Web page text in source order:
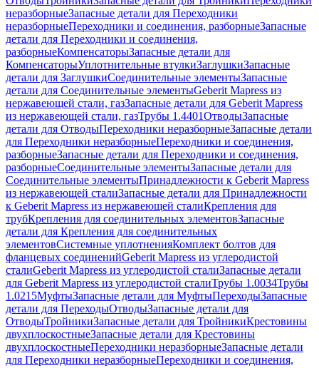
неразборныеЗапасные детали для Переходники
неразборныеПереходники и соединения, разборныеЗапасные
детали для Переходники и соединения,
разборныеКомпенсаторыЗапасные детали для
КомпенсаторыУплотнительные втулкиЗаглушкиЗапасные
детали для ЗаглушкиСоединительные элементыЗапасные
детали для Соединительные элементыGeberit Mapress из
нержавеющей стали, газЗапасные детали для Geberit Mapress
из нержавеющей стали, газТрубы 1.4401ОтводыЗапасные
детали для ОтводыПереходники неразборныеЗапасные детали
для Переходники неразборныеПереходники и соединения,
разборныеЗапасные детали для Переходники и соединения,
разборныеСоединительные элементыЗапасные детали для
Соединительные элементыПринадлежности к Geberit Mapress
из нержавеющей сталиЗапасные детали для Принадлежности
к Geberit Mapress из нержавеющей сталиКрепления для
трубКрепления для соединительных элементовЗапасные
детали для Крепления для соединительных
элементовСистемные уплотненияКомплект болтов для
фланцевых соединенийGeberit Mapress из углеродистой
сталиGeberit Mapress из углеродистой сталиЗапасные детали
для Geberit Mapress из углеродистой сталиТрубы 1.0034Трубы
1.0215МуфтыЗапасные детали для МуфтыПереходыЗапасные
детали для ПереходыОтводыЗапасные детали для
ОтводыТройникиЗапасные детали для ТройникиКрестовины
двухплоскостныеЗапасные детали для Крестовины
двухплоскостныеПереходники неразборныеЗапасные детали
для Переходники неразборныеПереходники и соединения,